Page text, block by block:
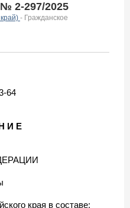
2-297/2025
- Гражданское
64
И Е
края в составе: